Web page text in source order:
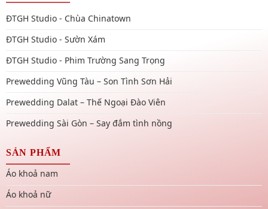
ĐTGH Studio - Chùa Chinatown
ĐTGH Studio - Sườn Xám
ĐTGH Studio - Phim Trường Sang Trọng
Prewedding Vũng Tàu – Son Tình Sơn Hải
Prewedding Dalat – Thế Ngoại Đào Viên
Prewedding Sài Gòn – Say đắm tình nồng
SẢN PHẨM
Áo khoả nam
Áo khoả nữ